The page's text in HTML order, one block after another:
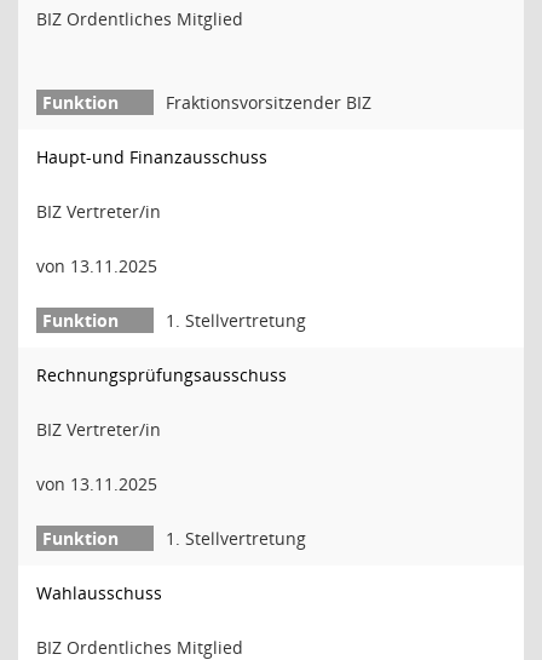
BIZ Ordentliches Mitglied
Fraktionsvorsitzender BIZ
Haupt-und Finanzausschuss
BIZ Vertreter/in
von 13.11.2025
1. Stellvertretung
Rechnungsprüfungsausschuss
BIZ Vertreter/in
von 13.11.2025
1. Stellvertretung
Wahlausschuss
BIZ Ordentliches Mitglied